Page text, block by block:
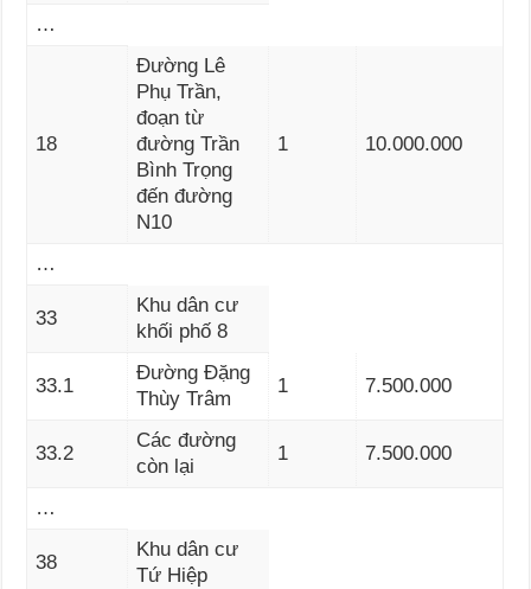
…
18
Đường Lê
Phụ Trần,
đoạn từ
đường Trần
Bình Trọng
đến đường
N10
1 10.000.000
…
33
Khu dân cư
khối phố 8
33.1
Đường Đặng
Thùy Trâm
1 7.500.000
33.2
Các đường
còn lại
1 7.500.000
…
38
Khu dân cư
Tứ Hiệp